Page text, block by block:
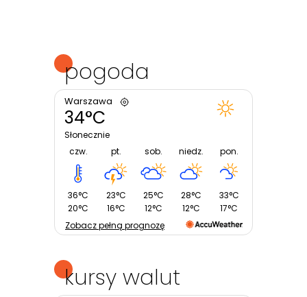
pogoda
Warszawa
34°C
Słonecznie
czw.
36°C
20°C
pt.
23°C
16°C
sob.
25°C
12°C
niedz.
28°C
12°C
pon.
33°C
17°C
Zobacz pełną prognozę
kursy walut